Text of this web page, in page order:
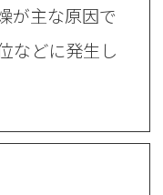
が主な原因で
などに発生し